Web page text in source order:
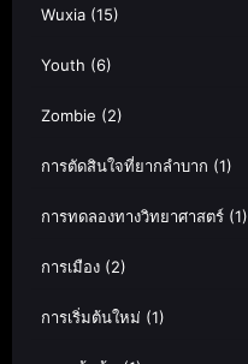
Wuxia (15)
Youth (6)
Zombie (2)
การตัดสินใจที่ยากลำบาก (1)
การทดลองทางวิทยาศาสตร์ (1)
การเมือง (2)
การเริ่มต้นใหม่ (1)